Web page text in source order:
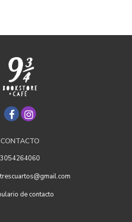
CONTACTO
3054264060
de contacto